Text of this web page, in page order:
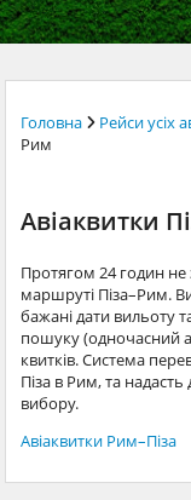
Головна Рейси усіх
Рим
Авіаквитки
Протягом 24 годин не
маршруті Піза–Рим.
бажані дати вильоту
пошуку (одночасний
квитків. Система
Піза в Рим, та
вибору.
Авіаквитки Рим–Піза